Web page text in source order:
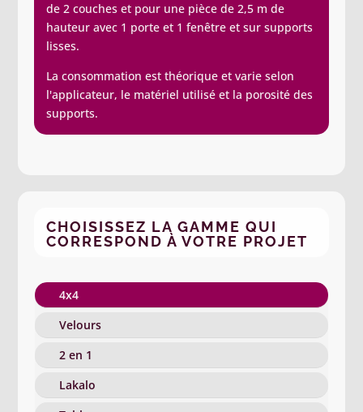
de 2 couches et pour une pièce de 2,5 m de
hauteur avec 1 porte et 1 fenêtre et sur supports
lisses.
La consommation est théorique et varie selon
l'applicateur, le matériel utilisé et la porosité des
supports.
CHOISISSEZ LA GAMME QUI
CORRESPOND À VOTRE PROJET
4x4
Velours
2 en 1
Lakalo